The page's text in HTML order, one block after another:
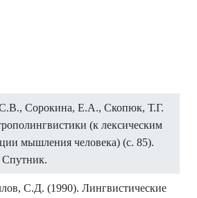
Сорокина, Е.А., Скопюк, Т.Г.
(к лексическим
мышления человека) (с. 85).
С.Д. (1990). Лингвистические